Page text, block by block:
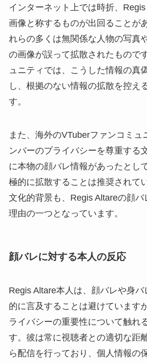
インターネット上では時折、
画像と称するものが出回ることが
れらの多くは無関係な人物の写真
の画像が誤って拡散されたもので
ュニティでは、こうした情報の真
し、根拠のない情報の拡散を控え
す。
また、海外のVTuberファンコミュ
ンバーのプライバシーを尊重する
に本物の顔バレ情報があったとし
極的に拡散することは推奨されて
文化的背景も、Regis Altareの顔バ
理由の一つとなっています。
顔バレに対する本人の反応
Regis Altare本人は、顔バレや身
的に言及することは避けています
ライバシーの重要性について触れ
す。彼は常に視聴者との適切な距
ら配信を行っており、個人情報の